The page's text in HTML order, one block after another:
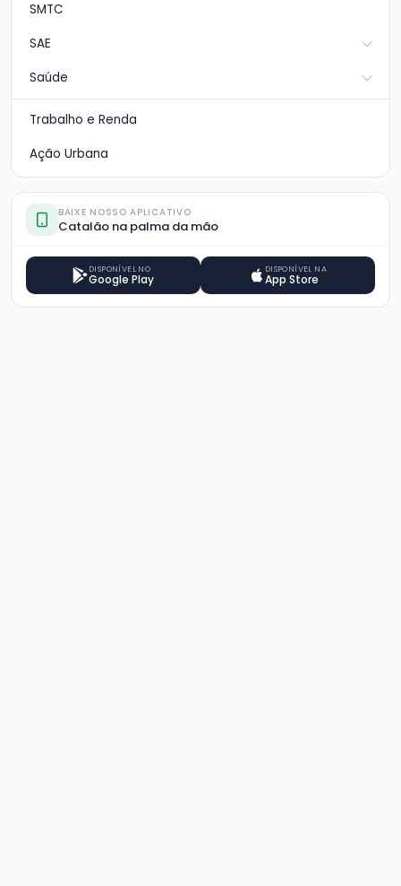
SMTC
SAE
Saúde
Trabalho e Renda
Ação Urbana
BAIXE NOSSO APLICATIVO
Catalão na palma da mão
DISPONÍVEL NO
Google Play
DISPONÍVEL NA
App Store